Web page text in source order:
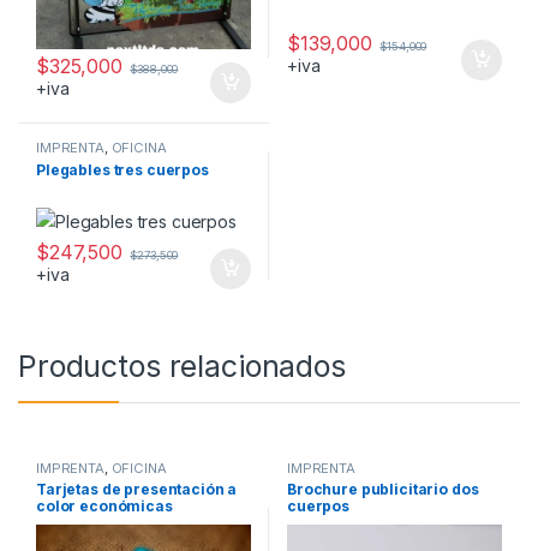
$325,000 $388,000
+iva
$139,000 $154,000
+iva
IMPRENTA, OFICINA
Plegables tres cuerpos
$247,500 $273,500
+iva
Productos relacionados
IMPRENTA OFICINA
Tarjetas de presentación a
color económicas
IMPRENTA
Brochure publicitario dos
cuerpos